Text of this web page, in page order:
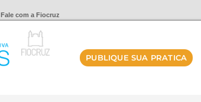
Fale com a Fiocruz
PUBLIQUE SUA PRATICA